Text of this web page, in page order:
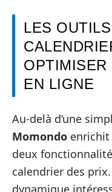
LES
OPTIMISER
EN LIGNE
Au-delà d’une
Momondo enrichit
deux
calendrier des
dynamique